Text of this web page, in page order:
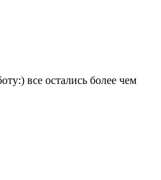
все остались более чем